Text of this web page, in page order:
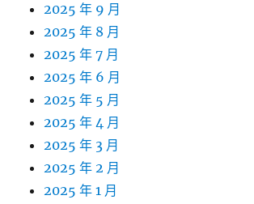
2025 年 9 月
2025 年 8 月
2025 年 7 月
2025 年 6 月
2025 年 5 月
2025 年 4 月
2025 年 3 月
2025 年 2 月
2025 年 1 月